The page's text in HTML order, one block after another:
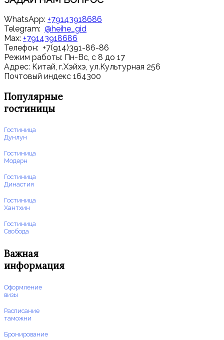
WhatsApp: +79143918686
Telegram: @heihe_gid
Max: +79143918686
Телефон: +7(914)391-86-86
Режим работы: Пн-Вс, с 8 до 17
Адрес: Китай, г.Хэйхэ, ул.Культурная 256
Почтовый индекс 164300
Популярные
гостиницы
Гостиница
Дунлун
Гостиница
Модерн
Гостиница
Династия
Гостиница
Хантхин
Гостиница
Свобода
Важная
информация
Оформление
визы
Расписание
таможни
Бронирование